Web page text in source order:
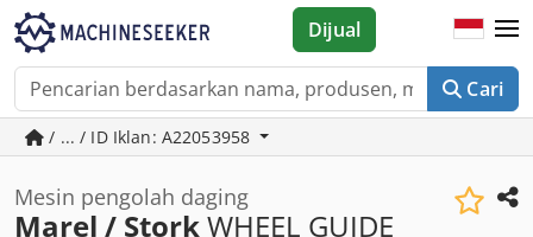
Cari
Dijual
/ ... / ID Iklan: A22053958
Mesin pengolah daging
Marel / StorkWHEEL GUIDE